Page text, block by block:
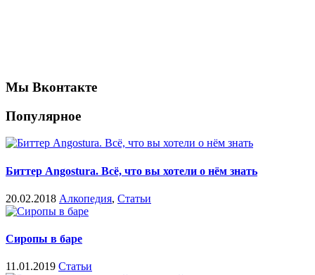
Мы Вконтакте
Популярное
Биттер Angostura. Всё, что вы хотели о нём знать
20.02.2018 Алкопедия, Статьи
Сиропы в баре
11.01.2019 Статьи